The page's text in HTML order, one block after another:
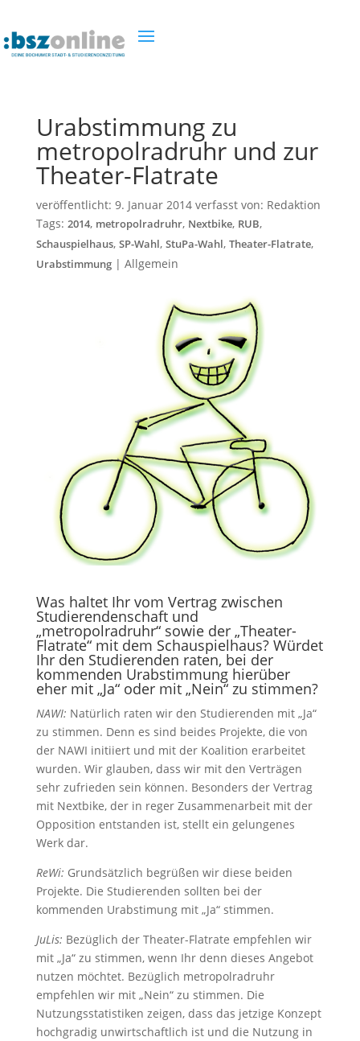
Urabstimmung zu
metropolradruhr und zur
Theater-Flatrate
veröffentlicht: 9. Januar 2014verfasst von: Redaktion
Tags: 2014, metropolradruhr, Nextbike, RUB,
Schauspielhaus, SP-Wahl, StuPa-Wahl, Theater-Flatrate,
Urabstimmung| Allgemein
Was haltet Ihr vom Vertrag zwischen
Studierenden­schaft und
„metropolradruhr“ sowie der „Theater-
Flatrate“ mit dem Schau­spielhaus? Würdet
Ihr den Studierenden raten, bei der
kommenden Urabstimmung hierüber
eher mit „Ja“ oder mit „Nein“ zu stimmen?
NAWI: Natürlich raten wir den Studierenden mit „Ja“
zu stimmen. Denn es sind beides Projekte, die von
der NAWI initiiert und mit der Koalition erarbeitet
wurden. Wir glauben, dass wir mit den Verträgen
sehr zufrieden sein können. Besonders der Vertrag
mit Nextbike, der in reger Zusammenarbeit mit der
Opposition entstanden ist, stellt ein gelungenes
Werk dar.
ReWi: Grundsätzlich begrüßen wir diese beiden
Projekte. Die Studierenden sollten bei der
kommenden Urabstimung mit „Ja“ stimmen.
JuLis: Bezüglich der Theater-Flatrate empfehlen wir
mit „Ja“ zu stimmen, wenn Ihr denn dieses Angebot
nutzen möchtet. Bezüglich metropolradruhr
empfehlen wir mit „Nein“ zu stimmen. Die
Nutzungsstatistiken zeigen, dass das jetzige Konzept
hochgradig unwirtschaftlich ist und die Nutzung in